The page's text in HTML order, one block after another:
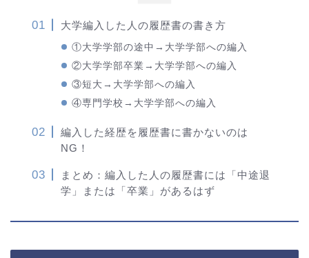
大学編入した人の履歴書の書き方
①大学学部の途中→大学学部への編入
②大学学部卒業→大学学部への編入
③短大→大学学部への編入
④専門学校→大学学部への編入
編入した経歴を履歴書に書かないのは
NG！
まとめ：編入した人の履歴書には「中途退
学」または「卒業」があるはず